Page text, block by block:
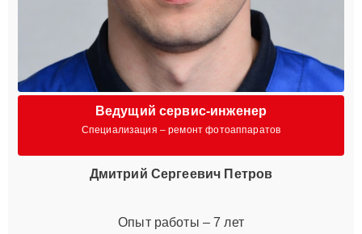
Ведущий сервис-инженер
Специализация – ремонт фотоаппаратов
Дмитрий Сергеевич Петров
Опыт работы – 7 лет